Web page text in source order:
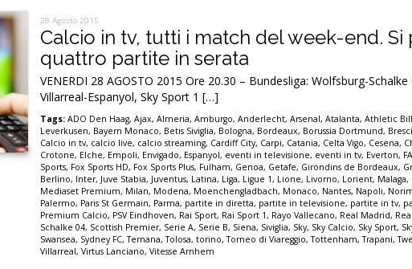
28 Agosto 2015
Calcio in tv, tutti i match del week-end.
quattro partite in serata
VENERDI 28 AGOSTO 2015 Ore 20.30 – Bundesliga: Wolfsburg-
Villarreal-Espanyol, Sky Sport 1 […]
Tags: ADO Den Haag,Ajax,Almeria,Amburgo,Anderlecht,Arsenal,Atalanta,Athletic
Leverkusen, Bayern Monaco, Betis Siviglia, Bologna, Bordeaux, Borussia Dortmund,
Calcio in tv, calcio live, calcio streaming, Cardiff City, Carpi, Catania, Celta Vigo, Cesena,
Crotone, Elche, Empoli, Envigado, Espanyol, eventi in televisione, eventi in tv, Everton,
Sports, Fox Sports HD, Fox Sports Plus, Fulham, Genoa, Getafe, Girondins de Bordeaux,
Berlino, Inter, Juve Stabia, Juventus, Latina, Liga, Ligue 1, Lione, Livorno, Lorient, Malaga,
Mediaset Premium, Milan, Modena, Moenchengladbach, Monaco, Nantes, Napoli,
Palermo, Paris St Germain, Parma, partite in diretta, partite in televisione, partite in tv,
Premium Calcio, PSV Eindhoven, Rai Sport, Rai Sport 1, Rayo Vallecano, Real Madrid,
Schalke 04, Scottish Premier, Serie A, Serie B, Siena, Siviglia, Sky, Sky Calcio, Sky Sport,
Swansea, Sydney FC,Ternana,Tolosa,torino,Torneo di Viareggio,Tottenham,Trapani,
Villarreal,Virtus Lanciano,Vitesse Arnhem